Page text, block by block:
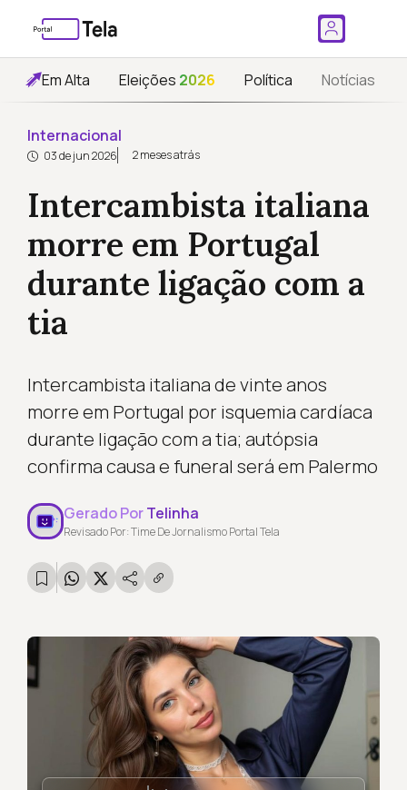
Em Alta Eleições 2026 Política Notícias
Internacional
03 de jun 2026 2 meses atrás
Intercambista italiana
morre em Portugal
durante ligação com a
tia
Intercambista italiana de vinte anos
morre em Portugal por isquemia cardíaca
durante ligação com a tia; autópsia
confirma causa e funeral será em Palermo
Gerado PorTelinha
Revisado Por: Time De Jornalismo Portal Tela